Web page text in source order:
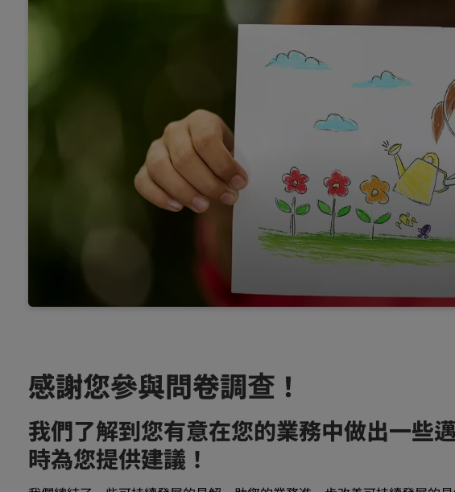
感謝您參與問卷調查！
我們了解到您有意在您的業務中做出一些
時為您提供建議！